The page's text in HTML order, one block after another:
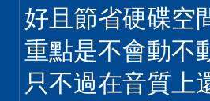
好且節省硬碟空
重點是不會動不
只不過在音質上